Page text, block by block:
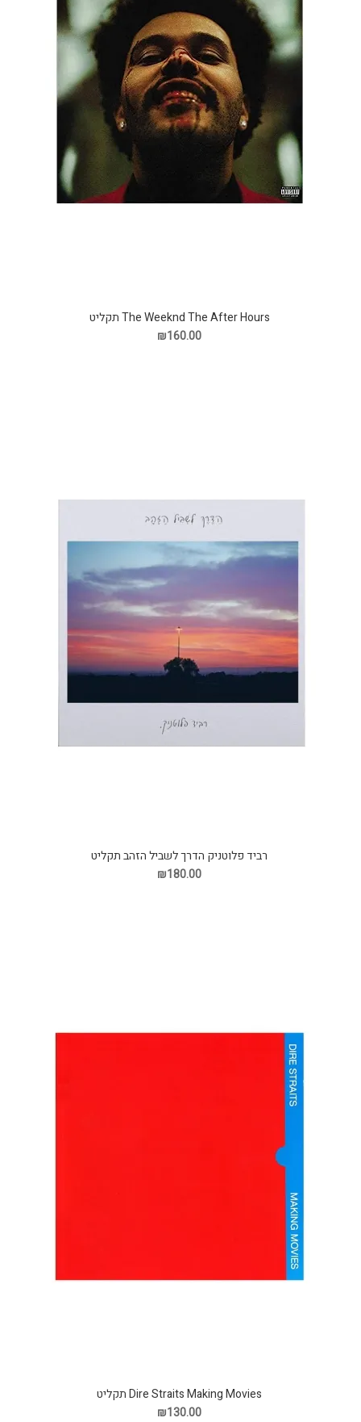
The Weeknd The After Hours תקליט
₪160.00
רביד פלוטניק הדרך לשביל הזהב תקליט
₪180.00
Dire Straits Making Movies תקליט
₪130.00